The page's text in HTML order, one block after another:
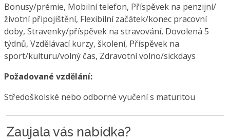
Bonusy/prémie, Mobilní telefon, Příspěvek na penzijní/
životní připojištění, Flexibilní začátek/konec pracovní
doby, Stravenky/příspěvek na stravování, Dovolená 5
týdnů, Vzdělávací kurzy, školení, Příspěvek na
sport/kulturu/volný čas, Zdravotní volno/sickdays
Požadované vzdělání:
Středoškolské nebo odborné vyučení s maturitou
Zaujala vás nabídka?